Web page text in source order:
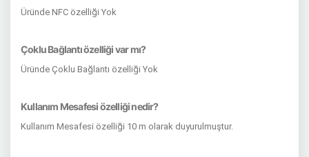
Üründe NFC özelliği Yok
Çoklu Bağlantı özelliği var mı?
Üründe Çoklu Bağlantı özelliği Yok
Kullanım Mesafesi özelliği nedir?
Kullanım Mesafesi özelliği 10 m olarak duyurulmuştur.